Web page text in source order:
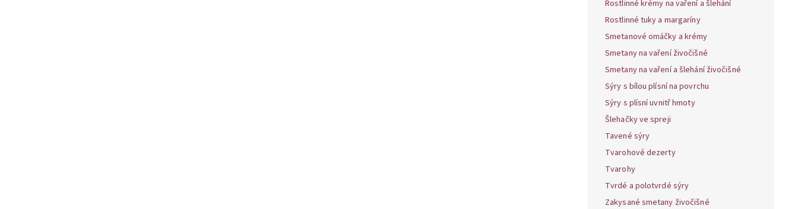
Rostlinné krémy na vaření a šlehání
Rostlinné tuky a margaríny
Smetanové omáčky a krémy
Smetany na vaření živočišné
Smetany na vaření a šlehání živočišné
Sýry s bílou plísní na povrchu
Sýry s plísní uvnitř hmoty
Šlehačky ve spreji
Tavené sýry
Tvarohové dezerty
Tvarohy
Tvrdé a polotvrdé sýry
Zakysané smetany živočišné